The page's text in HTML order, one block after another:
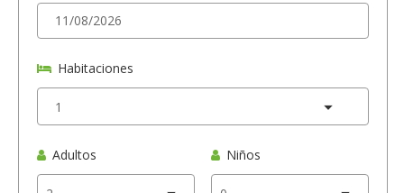
Habitaciones
Adultos Niños